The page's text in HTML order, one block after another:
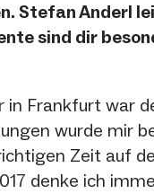
Stefan Anderl
sind dir
in Frankfurt war
wurde mir
Zeit auf
denke ich